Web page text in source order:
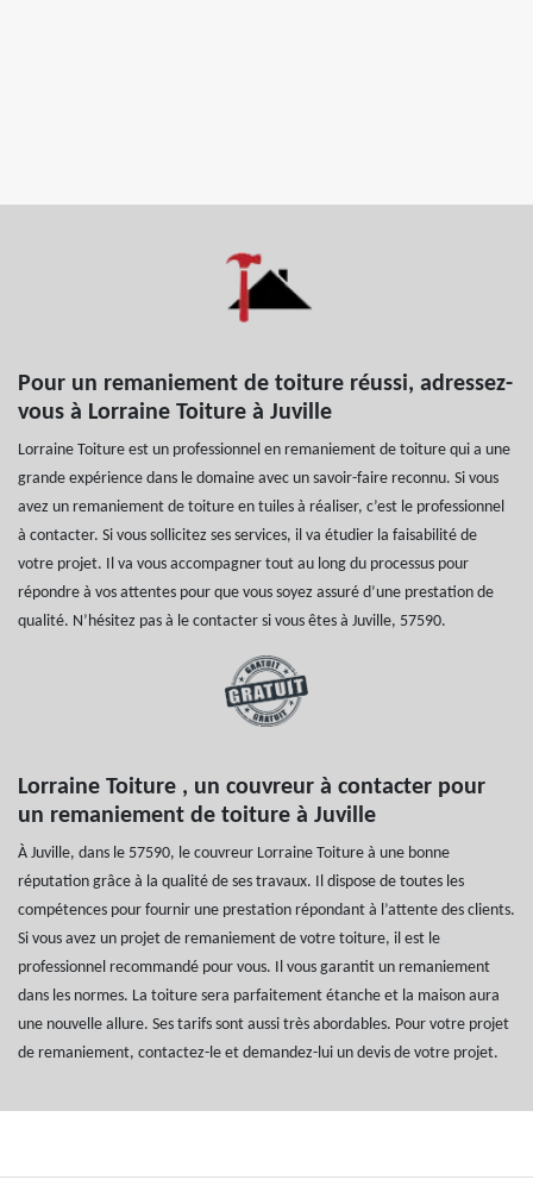
Pour un remaniement de toiture réussi, adressez-
vous à Lorraine Toiture à Juville
Lorraine Toiture est un professionnel en remaniement de toiture qui a une
grande expérience dans le domaine avec un savoir-faire reconnu. Si vous
avez un remaniement de toiture en tuiles à réaliser, c’est le professionnel
à contacter. Si vous sollicitez ses services, il va étudier la faisabilité de
votre projet. Il va vous accompagner tout au long du processus pour
répondre à vos attentes pour que vous soyez assuré d’une prestation de
qualité. N’hésitez pas à le contacter si vous êtes à Juville, 57590.
Lorraine Toiture , un couvreur à contacter pour
un remaniement de toiture à Juville
À Juville, dans le 57590, le couvreur Lorraine Toiture à une bonne
réputation grâce à la qualité de ses travaux. Il dispose de toutes les
compétences pour fournir une prestation répondant à l’attente des clients.
Si vous avez un projet de remaniement de votre toiture, il est le
professionnel recommandé pour vous. Il vous garantit un remaniement
dans les normes. La toiture sera parfaitement étanche et la maison aura
une nouvelle allure. Ses tarifs sont aussi très abordables. Pour votre projet
de remaniement, contactez-le et demandez-lui un devis de votre projet.